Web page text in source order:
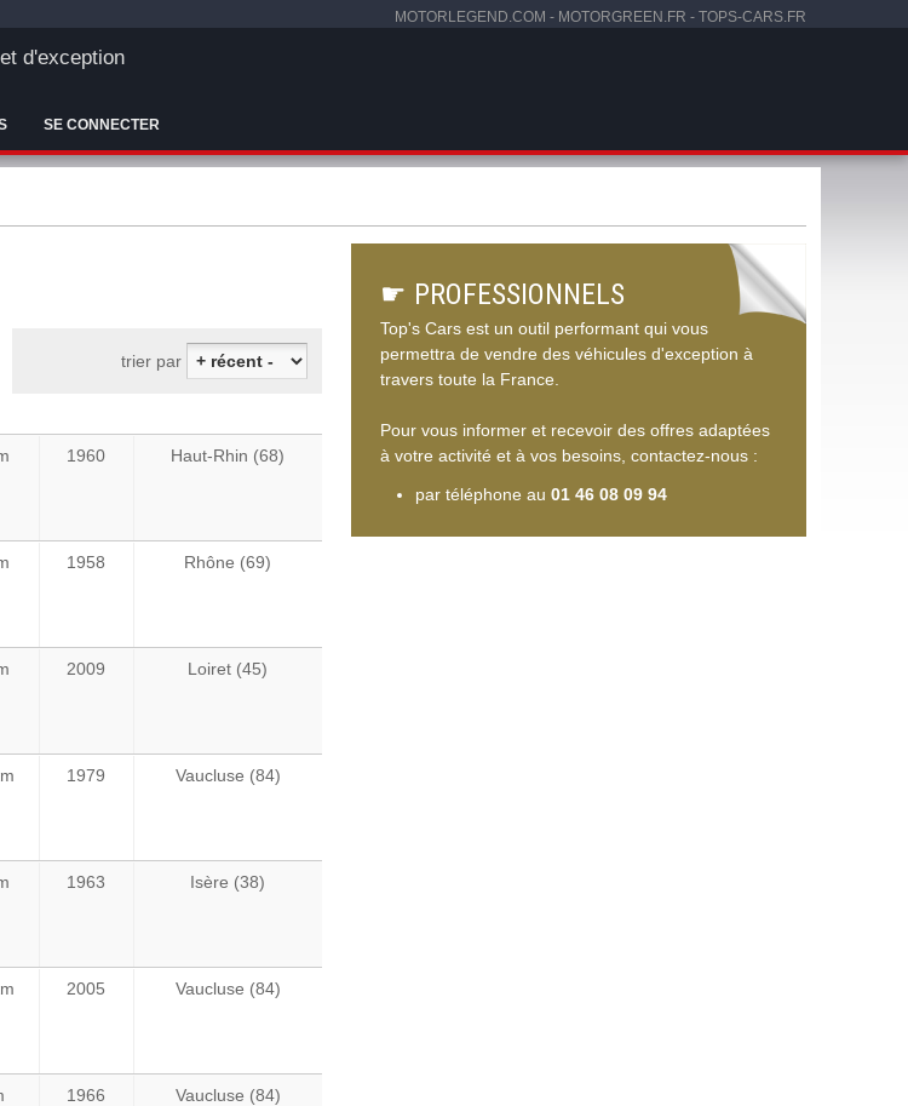
MOTORLEGEND.COM - MOTORGREEN.FR - TOPS-CARS.FR
d'exception
SE CONNECTER
1960 Haut-Rhin (68)
1958 Rhône (69)
2009 Loiret (45)
1979 Vaucluse (84)
1963 Isère (38)
2005 Vaucluse (84)
1966 Vaucluse (84)
☛ PROFESSIONNELS
Top's Cars est un outil performant qui vous
permettra de vendre des véhicules d'exception à
travers toute la France.
Pour vous informer et recevoir des offres adaptées
à votre activité et à vos besoins, contactez-nous :
par téléphone au 01 46 08 09 94